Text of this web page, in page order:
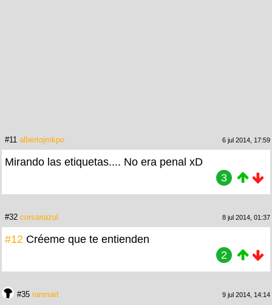
#11 albertojmkpo 6 jul 2014, 17:59
Mirando las etiquetas.... No era penal xD
3
#32 corsariazul 8 jul 2014, 01:37
#12 Créeme que te entienden
2
#35 ranmart 9 jul 2014, 14:14